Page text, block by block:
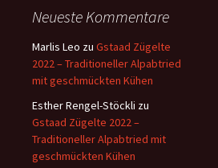
Neueste Kommentare
Marlis Leo zu Gstaad Zügelte
2022 – Traditioneller Alpabtried
mit geschmückten Kühen
Esther Rengel-Stöckli zu
Gstaad Zügelte 2022 –
Traditioneller Alpabtried mit
geschmückten Kühen